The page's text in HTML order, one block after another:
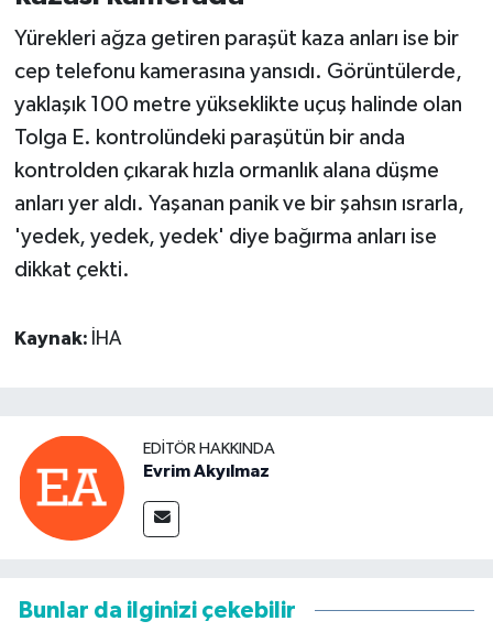
Yürekleri ağza getiren paraşüt kaza anları ise bir
cep telefonu kamerasına yansıdı. Görüntülerde,
yaklaşık 100 metre yükseklikte uçuş halinde olan
Tolga E. kontrolündeki paraşütün bir anda
kontrolden çıkarak hızla ormanlık alana düşme
anları yer aldı. Yaşanan panik ve bir şahsın ısrarla,
'yedek, yedek, yedek' diye bağırma anları ise
dikkat çekti.
Kaynak: İHA
EDITÖR HAKKINDA
Evrim Akyılmaz
Bunlar da ilginizi çekebilir